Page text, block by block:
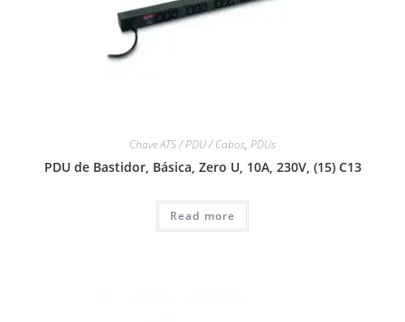
Chave ATS / PDU / Cabos, PDUs
PDU de Bastidor, Básica, Zero U, 10A, 230V, (15) C13
Read more